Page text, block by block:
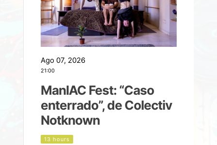
Ago 07, 2026
21:00
ManIAC Fest: “Caso
enterrado”, de Colectiv
Notknown
13 hours